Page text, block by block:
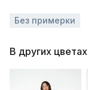
Без примерки
В других цветах